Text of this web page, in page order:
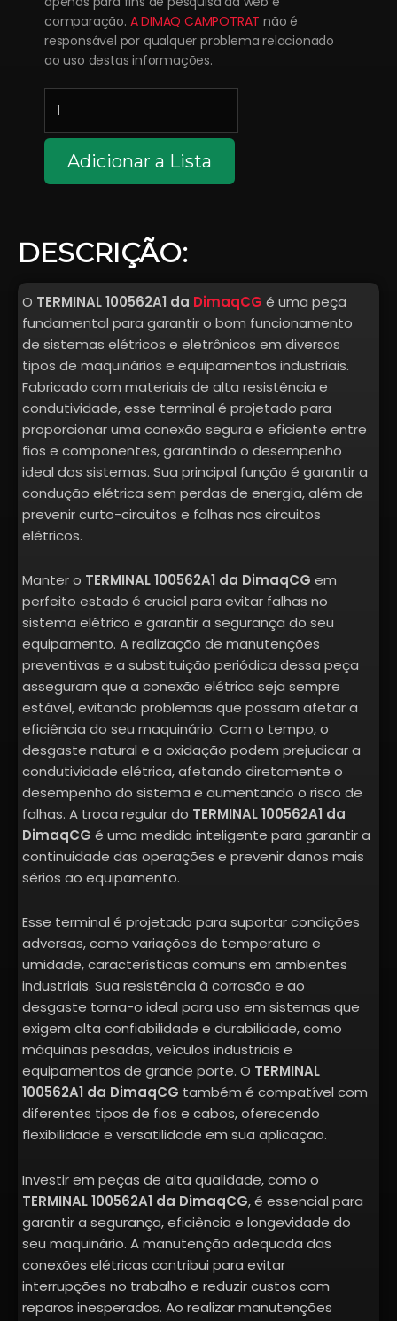
comparação. A DIMAQ CAMPOTRAT não é
responsável por qualquer problema relacionado
ao uso destas informações.
100562A1
quantidade
Adicionar a Lista
DESCRIÇÃO:
O TERMINAL 100562A1 da DimaqCG é uma peça
fundamental para garantir o bom funcionamento
de sistemas elétricos e eletrônicos em diversos
tipos de maquinários e equipamentos industriais.
Fabricado com materiais de alta resistência e
condutividade, esse terminal é projetado para
proporcionar uma conexão segura e eficiente entre
fios e componentes, garantindo o desempenho
ideal dos sistemas. Sua principal função é garantir a
condução elétrica sem perdas de energia, além de
prevenir curto-circuitos e falhas nos circuitos
elétricos.
Manter o TERMINAL 100562A1 da DimaqCG em
perfeito estado é crucial para evitar falhas no
sistema elétrico e garantir a segurança do seu
equipamento. A realização de manutenções
preventivas e a substituição periódica dessa peça
asseguram que a conexão elétrica seja sempre
estável, evitando problemas que possam afetar a
eficiência do seu maquinário. Com o tempo, o
desgaste natural e a oxidação podem prejudicar a
condutividade elétrica, afetando diretamente o
desempenho do sistema e aumentando o risco de
falhas. A troca regular do TERMINAL 100562A1 da
DimaqCG é uma medida inteligente para garantir a
continuidade das operações e prevenir danos mais
sérios ao equipamento.
Esse terminal é projetado para suportar condições
adversas, como variações de temperatura e
umidade, características comuns em ambientes
industriais. Sua resistência à corrosão e ao
desgaste torna-o ideal para uso em sistemas que
exigem alta confiabilidade e durabilidade, como
máquinas pesadas, veículos industriais e
equipamentos de grande porte. O TERMINAL
100562A1 da DimaqCG também é compatível com
diferentes tipos de fios e cabos, oferecendo
flexibilidade e versatilidade em sua aplicação.
Investir em peças de alta qualidade, como o
TERMINAL 100562A1 da DimaqCG, é essencial para
garantir a segurança, eficiência e longevidade do
seu maquinário. A manutenção adequada das
conexões elétricas contribui para evitar
interrupções no trabalho e reduzir custos com
reparos inesperados. Ao realizar manutenções